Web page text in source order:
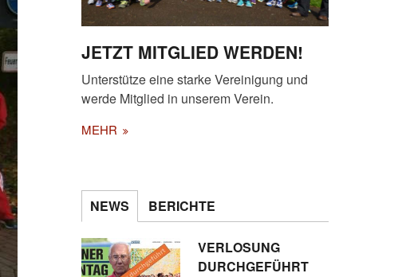
JETZT MITGLIED WERDEN!
Unterstütze eine starke Vereinigung und
werde Mitglied in unserem Verein.
MEHR
NEWS BERICHTE
VERLOSUNG
DURCHGEFÜHRT